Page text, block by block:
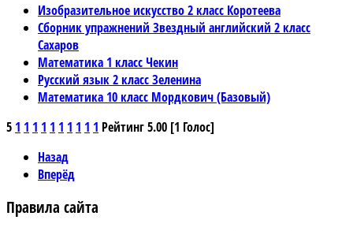
Изобразительное искусство 2 класс Коротеева
Сборник упражнений Звездный английский 2 класс
Сахаров
Математика 1 класс Чекин
Русский язык 2 класс Зеленина
Математика 10 класс Мордкович (Базовый)
5 1 1 1 1 1 1 1 1 1 1 Рейтинг 5.00 [1 Голос]
Назад
Вперёд
Правила сайта